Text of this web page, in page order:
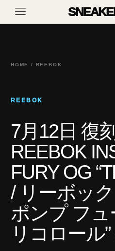
HOME / REEBOK
REEBOK
7月12日 復
REEBOK
FURY OG
/ リーボッ
ポンプ フュ
リコロール